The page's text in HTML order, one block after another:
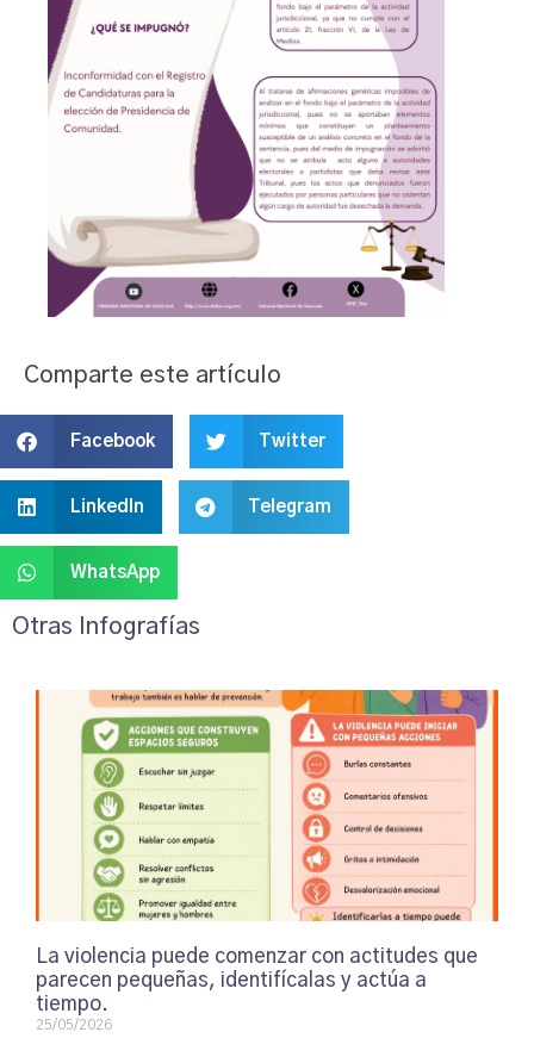
Comparte este artículo
Facebook Twitter
LinkedIn Telegram
WhatsApp
Otras Infografías
La violencia puede comenzar con actitudes que
parecen pequeñas, identifícalas y actúa a
tiempo.
25/05/2026